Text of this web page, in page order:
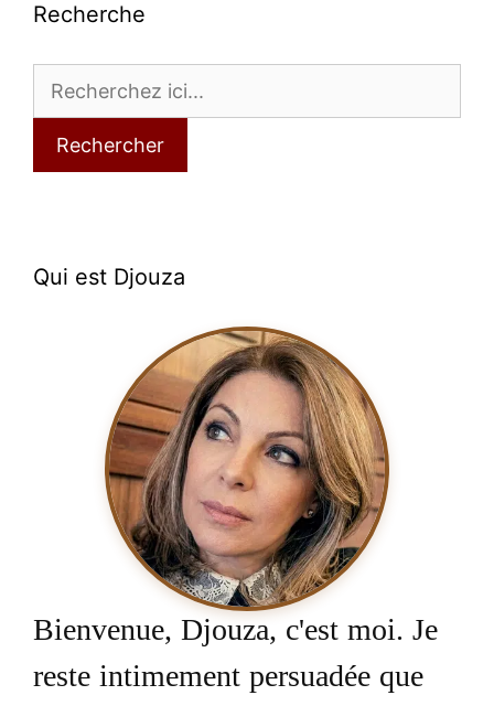
Recherche
Rechercher
Qui est Djouza
Bienvenue, Djouza, c'est moi. Je
reste intimement persuadée que